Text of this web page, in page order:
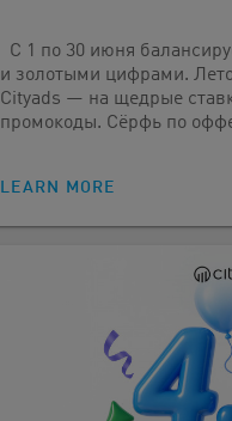
С 1 по 30 июня
и золотыми цифрами.
Cityads — на щедрые
промокоды. Сёрфь по
LEARN MORE